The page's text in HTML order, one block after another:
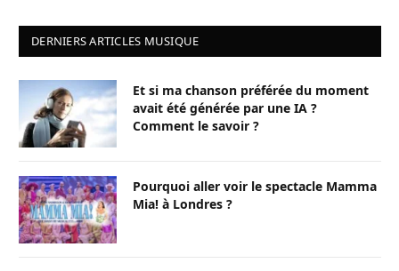
DERNIERS ARTICLES MUSIQUE
Et si ma chanson préférée du moment
avait été générée par une IA ?
Comment le savoir ?
Pourquoi aller voir le spectacle Mamma
Mia! à Londres ?